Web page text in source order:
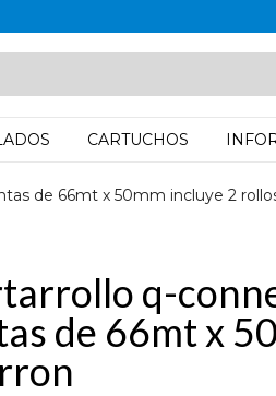
CARTUCHOS
de 66mt x 50mm incluye 2
q-
de 66mt x